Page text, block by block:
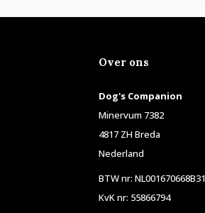
Over ons
Dog's Companion
Minervum 7382
4817 ZH Breda
Nederland
BTW nr: NL001670668B31
KvK nr: 55866794